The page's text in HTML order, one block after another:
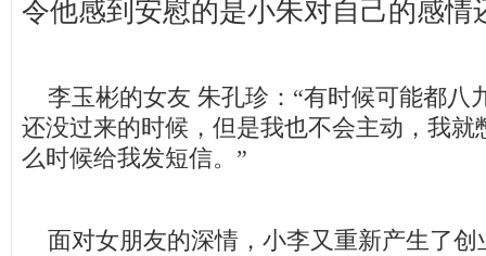
令他感到安慰的是小朱对自己的感情
李玉彬的女友 朱孔珍：“有时候可能都八
还没过来的时候，但是我也不会主动，我就
么时候给我发短信。”
面对女朋友的深情，小李又重新产生了创